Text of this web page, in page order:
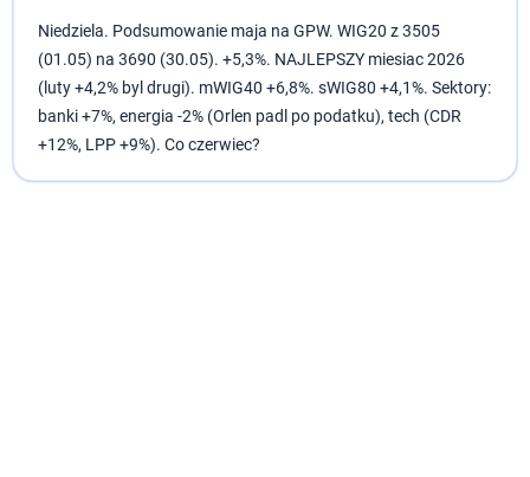
Niedziela. Podsumowanie maja na GPW. WIG20 z 3505
(01.05) na 3690 (30.05). +5,3%. NAJLEPSZY miesiac 2026
(luty +4,2% byl drugi). mWIG40 +6,8%. sWIG80 +4,1%. Sektory:
banki +7%, energia -2% (Orlen padl po podatku), tech (CDR
+12%, LPP +9%). Co czerwiec?